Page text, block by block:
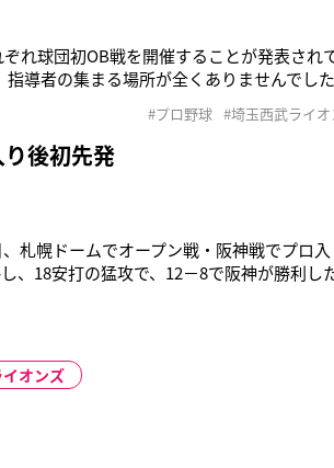
れ球団初OB戦を開催することが発表され
導者の集まる場所が全くありませんでし
イオンズ黎明期のメンバーが元気な間にOB
#プロ野球 #埼玉西武ライオ
後初先発
札幌ドームでオープン戦・阪神戦でプロ
、18安打の猛攻で、12－8で阪神が勝利し
助（32）に3連打を浴び、キャンプから続
オンズ